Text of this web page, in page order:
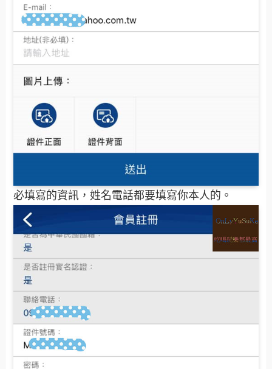
必填寫的資訊，姓名電話都要填寫你本人的。